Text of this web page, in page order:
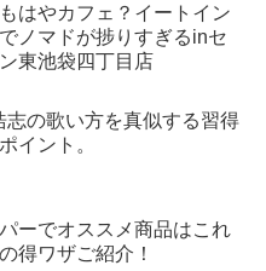
はやカフェ？イートイン
でノマドが捗りすぎるinセ
東池袋四丁目店
志の歌い方を真似する習得
イント。
ーでオススメ商品はこれ
得ワザご紹介！